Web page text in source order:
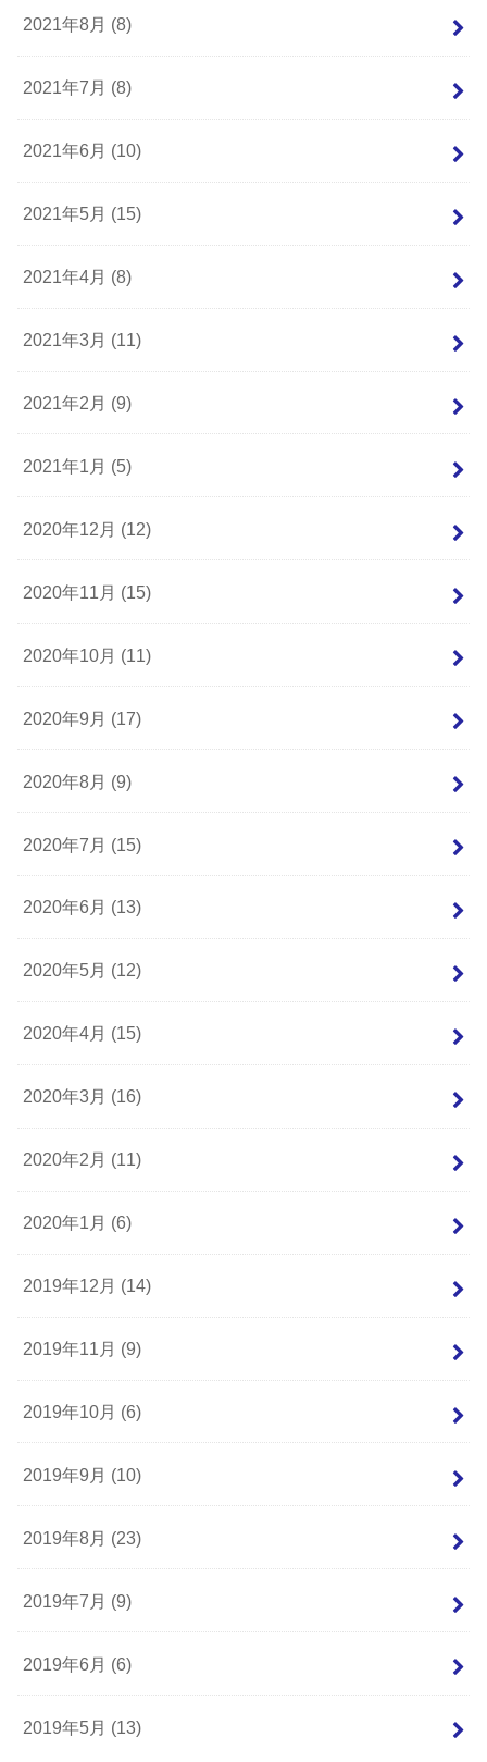
2021年8月 (8)
2021年7月 (8)
2021年6月 (10)
2021年5月 (15)
2021年4月 (8)
2021年3月 (11)
2021年2月 (9)
2021年1月 (5)
2020年12月 (12)
2020年11月 (15)
2020年10月 (11)
2020年9月 (17)
2020年8月 (9)
2020年7月 (15)
2020年6月 (13)
2020年5月 (12)
2020年4月 (15)
2020年3月 (16)
2020年2月 (11)
2020年1月 (6)
2019年12月 (14)
2019年11月 (9)
2019年10月 (6)
2019年9月 (10)
2019年8月 (23)
2019年7月 (9)
2019年6月 (6)
2019年5月 (13)